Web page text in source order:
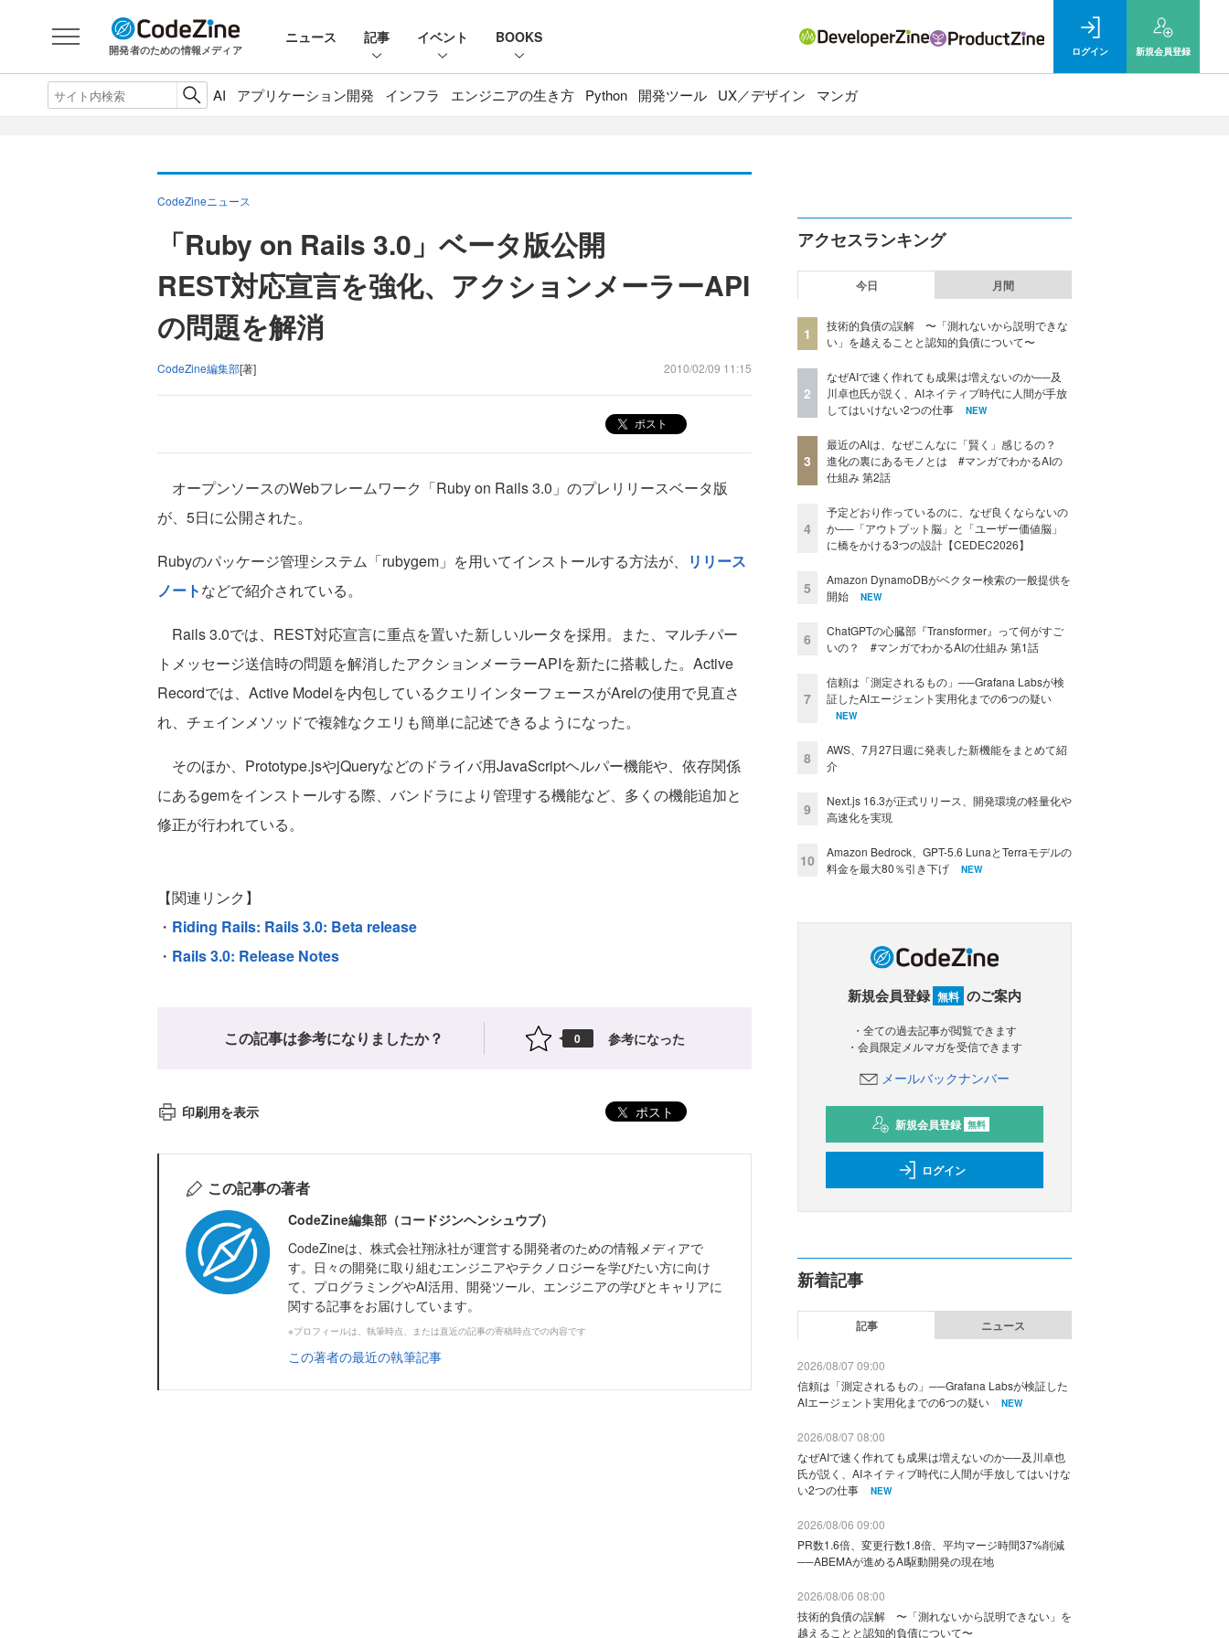
開発者のための情報メディア
ニュース 記事 イベント BOOKS
ログイン 新規会員登録
AI アプリケーション開発 インフラ エンジニアの生き方 Python 開発ツール UX／デザイン マンガ
CodeZineニュース
「Ruby on Rails 3.0」ベータ版公開
REST対応宣言を強化、アクションメーラーAPI
の問題を解消
CodeZine編集部[著] 2010/02/09 11:15
ポスト
オープンソースのWebフレームワーク「Ruby on Rails 3.0」のプレリリースベータ版
が、5日に公開された。
Rubyのパッケージ管理システム「rubygem」を用いてインストールする方法が、
リリース
ノートなどで紹介されている。
Rails 3.0では、REST対応宣言に重点を置いた新しいルータを採用。また、マルチパー
トメッセージ送信時の問題を解消したアクションメーラーAPIを新たに搭載した。Active
Recordでは、Active Modelを内包しているクエリインターフェースがArelの使用で見直さ
れ、チェインメソッドで複雑なクエリも簡単に記述できるようになった。
そのほか、Prototype.jsやjQueryなどのドライバ用JavaScriptヘルパー機能や、依存関係
にあるgemをインストールする際、バンドラにより管理する機能など、多くの機能追加と
修正が行われている。
【関連リンク】
・ Riding Rails: Rails 3.0: Beta release
・ Rails 3.0: Release Notes
この記事は参考になりましたか？ 0 参考になった
印刷用を表示 ポスト
この記事の著者
CodeZine編集部（コードジンヘンシュウブ）
CodeZineは、株式会社翔泳社が運営する開発者のための情報メディアで
す。日々の開発に取り組むエンジニアやテクノロジーを学びたい方に向け
て、プログラミングやAI活用、開発ツール、エンジニアの学びとキャリアに
関する記事をお届けしています。
※プロフィールは、執筆時点、または直近の記事の寄稿時点での内容です
この著者の最近の執筆記事
アクセスランキング
今日 月間
1
技術的負債の誤解 〜「測れないから説明できな
い」を越えることと認知的負債について〜
2
なぜAIで速く作れても成果は増えないのか──及
川卓也氏が説く、AIネイティブ時代に人間が手放
してはいけない2つの仕事
NEW
3
最近のAIは、なぜこんなに「賢く」感じるの？
進化の裏にあるモノとは #マンガでわかるAIの
仕組み 第2話
4
予定どおり作っているのに、なぜ良くならないの
か──「アウトプット脳」と「ユーザー価値脳」
に橋をかける3つの設計【CEDEC2026】
5
Amazon DynamoDBがベクター検索の一般提供を
開始
NEW
6
ChatGPTの心臓部『Transformer』って何がすご
いの？ #マンガでわかるAIの仕組み 第1話
7
信頼は「測定されるもの」──Grafana Labsが検
証したAIエージェント実用化までの6つの疑い
NEW
8
AWS、7月27日週に発表した新機能をまとめて紹
介
9
Next.js 16.3が正式リリース、開発環境の軽量化や
高速化を実現
10
Amazon Bedrock、GPT-5.6 LunaとTerraモデルの
料金を最大80％引き下げ
NEW
新規会員登録 無料 のご案内
・全ての過去記事が閲覧できます
・会員限定メルマガを受信できます
メールバックナンバー
新規会員登録 無料
ログイン
新着記事
記事 ニュース
2026/08/07 09:00
信頼は「測定されるもの」──Grafana Labsが検証した
AIエージェント実用化までの6つの疑い
NEW
2026/08/07 08:00
なぜAIで速く作れても成果は増えないのか──及川卓也
氏が説く、AIネイティブ時代に人間が手放してはいけな
い2つの仕事
NEW
2026/08/06 09:00
PR数1.6倍、変更行数1.8倍、平均マージ時間37%削減
──ABEMAが進めるAI駆動開発の現在地
2026/08/06 08:00
技術的負債の誤解 〜「測れないから説明できない」を
越えることと認知的負債について〜